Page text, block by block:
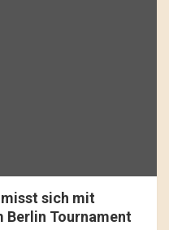
sich mit
Berlin Tournament